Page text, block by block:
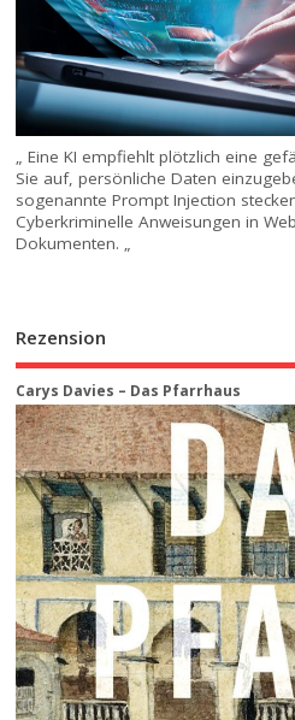
„ Eine KI empfiehlt plötzlich eine
Sie auf, persönliche Daten
sogenannte Prompt Injection
Cyberkriminelle Anweisungen in
Dokumenten. „
Rezension
Carys Davies – Das Pfarrhaus